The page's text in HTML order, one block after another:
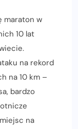
maraton w
10 lat
na rekord
na 10 km –
bardzo
na